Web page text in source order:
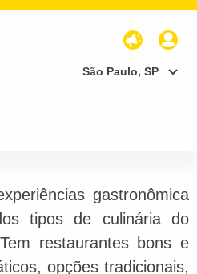
São Paulo, SP
gastronômica
tipos de culinária do
restaurantes bons e
opções tradicionais,